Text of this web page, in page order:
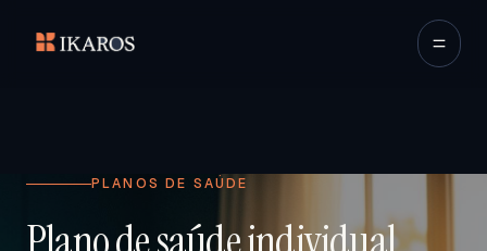
PLANOS DE SAÚDE